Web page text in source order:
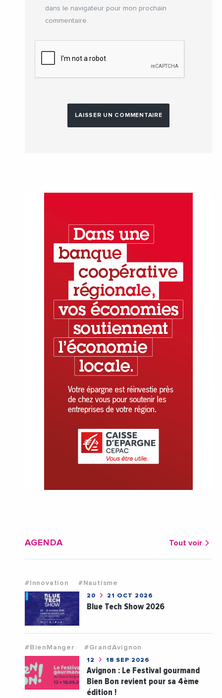
dans le navigateur pour mon prochain
commentaire.
AGENDA Tout voir
#Innovation #Nautisme
20 21 OCT 2026
Blue Tech Show 2026
#BienManger #GrandAvignon
12 18 SEP 2026
Avignon : Le Festival gourmand
Bien Bon revient pour sa 4ème
édition !